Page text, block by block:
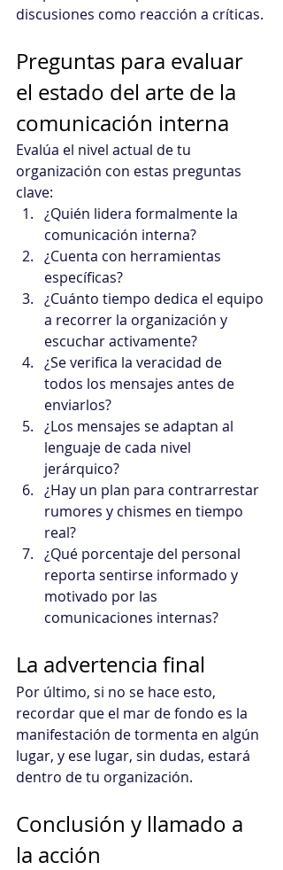
discusiones como reacción a críticas.
Preguntas para evaluar
el estado del arte de la
comunicación interna
Evalúa el nivel actual de tu
organización con estas preguntas
clave:
¿Quién lidera formalmente la
comunicación interna?
¿Cuenta con herramientas
específicas?
¿Cuánto tiempo dedica el equipo
a recorrer la organización y
escuchar activamente?
¿Se verifica la veracidad de
todos los mensajes antes de
enviarlos?
¿Los mensajes se adaptan al
lenguaje de cada nivel
jerárquico?
¿Hay un plan para contrarrestar
rumores y chismes en tiempo
real?
¿Qué porcentaje del personal
reporta sentirse informado y
motivado por las
comunicaciones internas?
La advertencia final
Por último, si no se hace esto,
recordar que el mar de fondo es la
manifestación de tormenta en algún
lugar, y ese lugar, sin dudas, estará
dentro de tu organización.
Conclusión y llamado a
la acción